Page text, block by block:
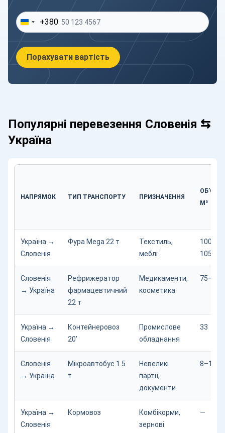
Ваш телефон*
+380
Порахувати вартість
Популярні перевезення Словенія ⇆
Україна
НАПРЯМОК ТИП ТРАНСПОРТУ ПРИЗНАЧЕННЯ
ОБ’ЄМ,
М³
Україна →
Словенія
Фура Mega 22 т
Текстиль,
меблі
100–
105
Словенія
→ Україна
Рефрижератор
фармацевтичний
22 т
Медикаменти,
косметика
75–80
Україна →
Словенія
Контейнеровоз
20’
Промислове
обладнання
33
Словенія
→ Україна
Мікроавтобус 1.5
т
Невеликі
партії,
документи
8–10
Україна →
Словенія
Кормовоз
Комбікорми,
зернові
—